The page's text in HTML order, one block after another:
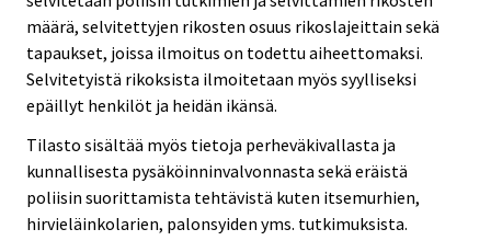
määrä, selvitettyjen rikosten osuus rikoslajeittain sekä
tapaukset, joissa ilmoitus on todettu aiheettomaksi.
Selvitetyistä rikoksista ilmoitetaan myös syylliseksi
epäillyt henkilöt ja heidän ikänsä.
Tilasto sisältää myös tietoja perheväkivallasta ja
kunnallisesta pysäköinninvalvonnasta sekä eräistä
poliisin suorittamista tehtävistä kuten itsemurhien,
hirvieläinkolarien, palonsyiden yms. tutkimuksista.